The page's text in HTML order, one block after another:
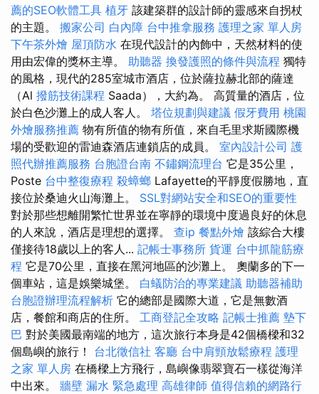
薦的SEO軟體工具 植牙 該建築群的設計師的靈感來自拐杖
的主題。 搬家公司 白內障 台中推拿服務 護理之家 單人房
下午茶外燴 屋頂防水 在現代設計的內飾中，天然材料的使
用由宏偉的獎杯主導。 助聽器 換發護照的條件與流程 獨特
的風格，現代的285室城市酒店，位於薩拉赫北部的薩達
（Al 撥筋技術課程 Saada），大約為。 高質量的酒店，位
於白色沙灘上的成人客人。 塔位規劃與建議 假牙費用 桃園
外燴服務推薦 物有所值的物有所值，來自毛里求斯國際機
場的受歡迎的雷迪森酒店連鎖店的成員。 室內設計公司 護
照代辦推薦服務 台胞證台南 不鏽鋼流理台 它是35公里，
Poste 台中整復療程 殺蟑螂 Lafayette的平靜度假勝地，直
接位於桑迪火山海灘上。 SSL對網站安全和SEO的重要性
對於那些想離開繁忙世界並在寧靜的環境中度過良好的休息
的人來說，酒店是理想的選擇。 查ip 餐點外燴 該綜合大樓
僅接待18歲以上的客人... 記帳士事務所 貨運 台中抓龍筋療
程 它是70公里，直接在黑河地區的沙灘上。 奧蘭多的下一
個車站，這是娛樂城堡。 白蟻防治的專業建議 助聽器補助
台胞證辦理流程解析 它的總部是國際大道，它是無數酒
店，餐館和商店的住所。 工商登記全攻略 記帳士推薦 墊下
巴 對於美國最南端的地方，這次旅行本身是42個橋樑和32
個島嶼的旅行！ 台北徵信社 客廳 台中肩頸放鬆療程 護理
之家 單人房 在橋樑上方飛行，島嶼像翡翠寶石一樣從海洋
中出來。 牆壁 漏水 緊急處理 高雄律師 值得信賴的網路行